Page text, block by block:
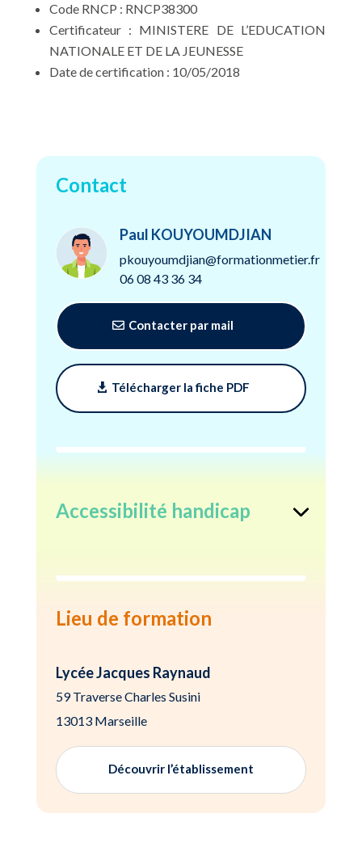
Code RNCP : RNCP38300
Certificateur : MINISTERE DE L’EDUCATION
NATIONALE ET DE LA JEUNESSE
Date de certification : 10/05/2018
Contact
Paul KOUYOUMDJIAN
pkouyoumdjian@formationmetier.fr
06 08 43 36 34
Contacter par mail
Télécharger la fiche PDF
Accessibilité handicap
Lieu de formation
Lycée Jacques Raynaud
59 Traverse Charles Susini
13013 Marseille
Découvrir l’établissement